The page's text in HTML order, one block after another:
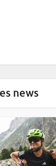
news